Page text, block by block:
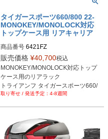
タイガースポーツ660/800 22-
MONOKEY/MONOLOCK対応
トップケース用 リアキャリア
商品番号 6421FZ
販売価格 ¥40,700税込
MONOKEY/MONOLOCK対応トップ
ケース用のリアラック
トライアンフ タイガースポーツ660/
800 22-
4-8週間